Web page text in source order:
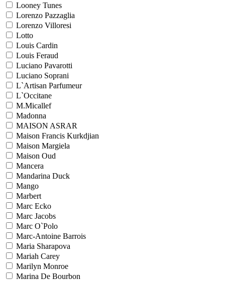
Looney Tunes
Lorenzo Pazzaglia
Lorenzo Villoresi
Lotto
Louis Cardin
Louis Feraud
Luciano Pavarotti
Luciano Soprani
L`Artisan Parfumeur
L`Occitane
M.Micallef
Madonna
MAISON ASRAR
Maison Francis Kurkdjian
Maison Margiela
Maison Oud
Mancera
Mandarina Duck
Mango
Marbert
Marc Ecko
Marc Jacobs
Marc O`Polo
Marc-Antoine Barrois
Maria Sharapova
Mariah Carey
Marilyn Monroe
Marina De Bourbon